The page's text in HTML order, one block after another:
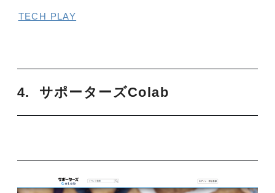
TECH PLAY
4. サポーターズColab